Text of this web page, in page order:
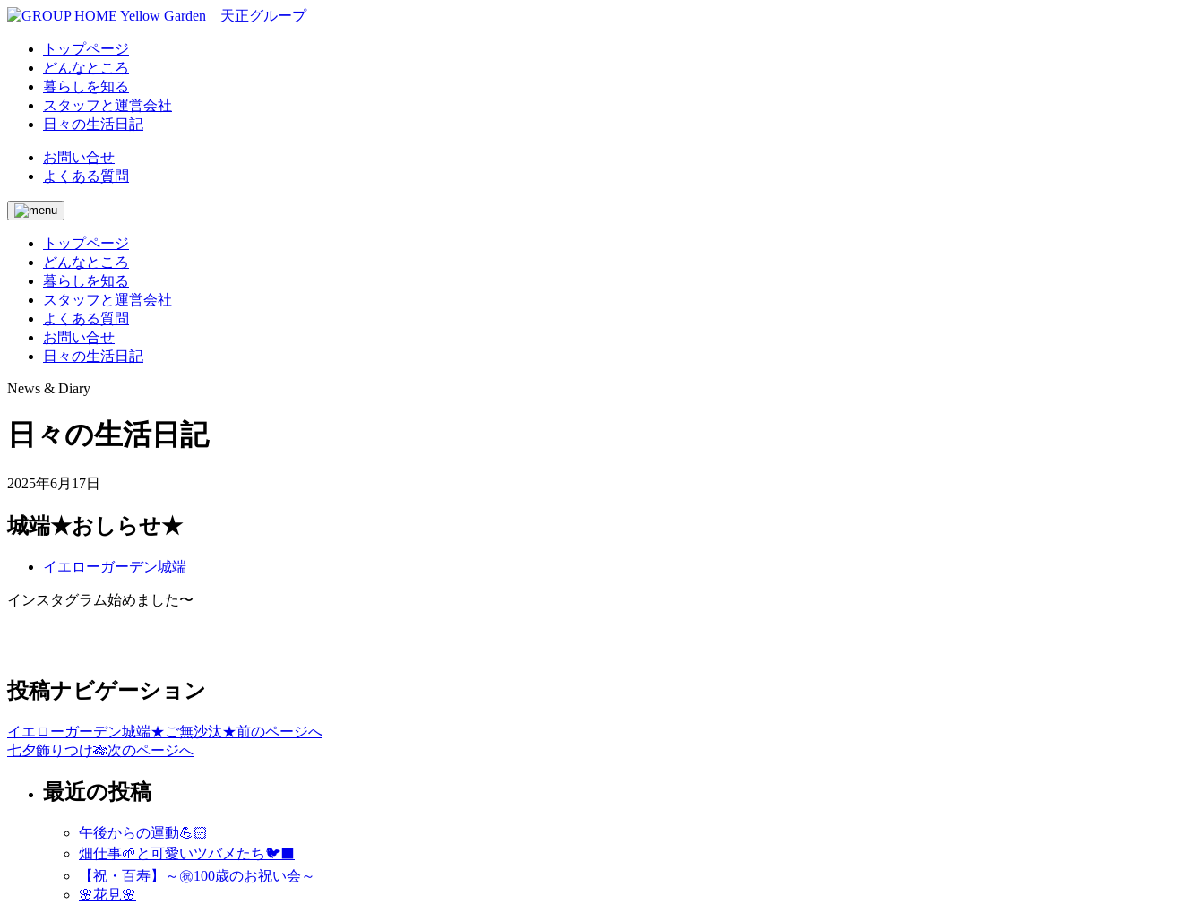
トップページ
どんなところ
暮らしを知る
スタッフと運営会社
日々の生活日記
お問い合せ
よくある質問
トップページ
どんなところ
暮らしを知る
スタッフと運営会社
よくある質問
お問い合せ
日々の生活日記
News & Diary
日々の生活日記
2025年6月17日
城端★おしらせ★
イエローガーデン城端
インスタグラム始めました〜
投稿ナビゲーション
イエローガーデン城端★ご無沙汰★前のページへ
七夕飾りつけ🎋次のページへ
最近の投稿
午後からの運動💪🏻
畑仕事🌱と可愛いツバメたち🐦‍⬛
【祝・百寿】～㊗️100歳のお祝い会～
🌸花見🌸